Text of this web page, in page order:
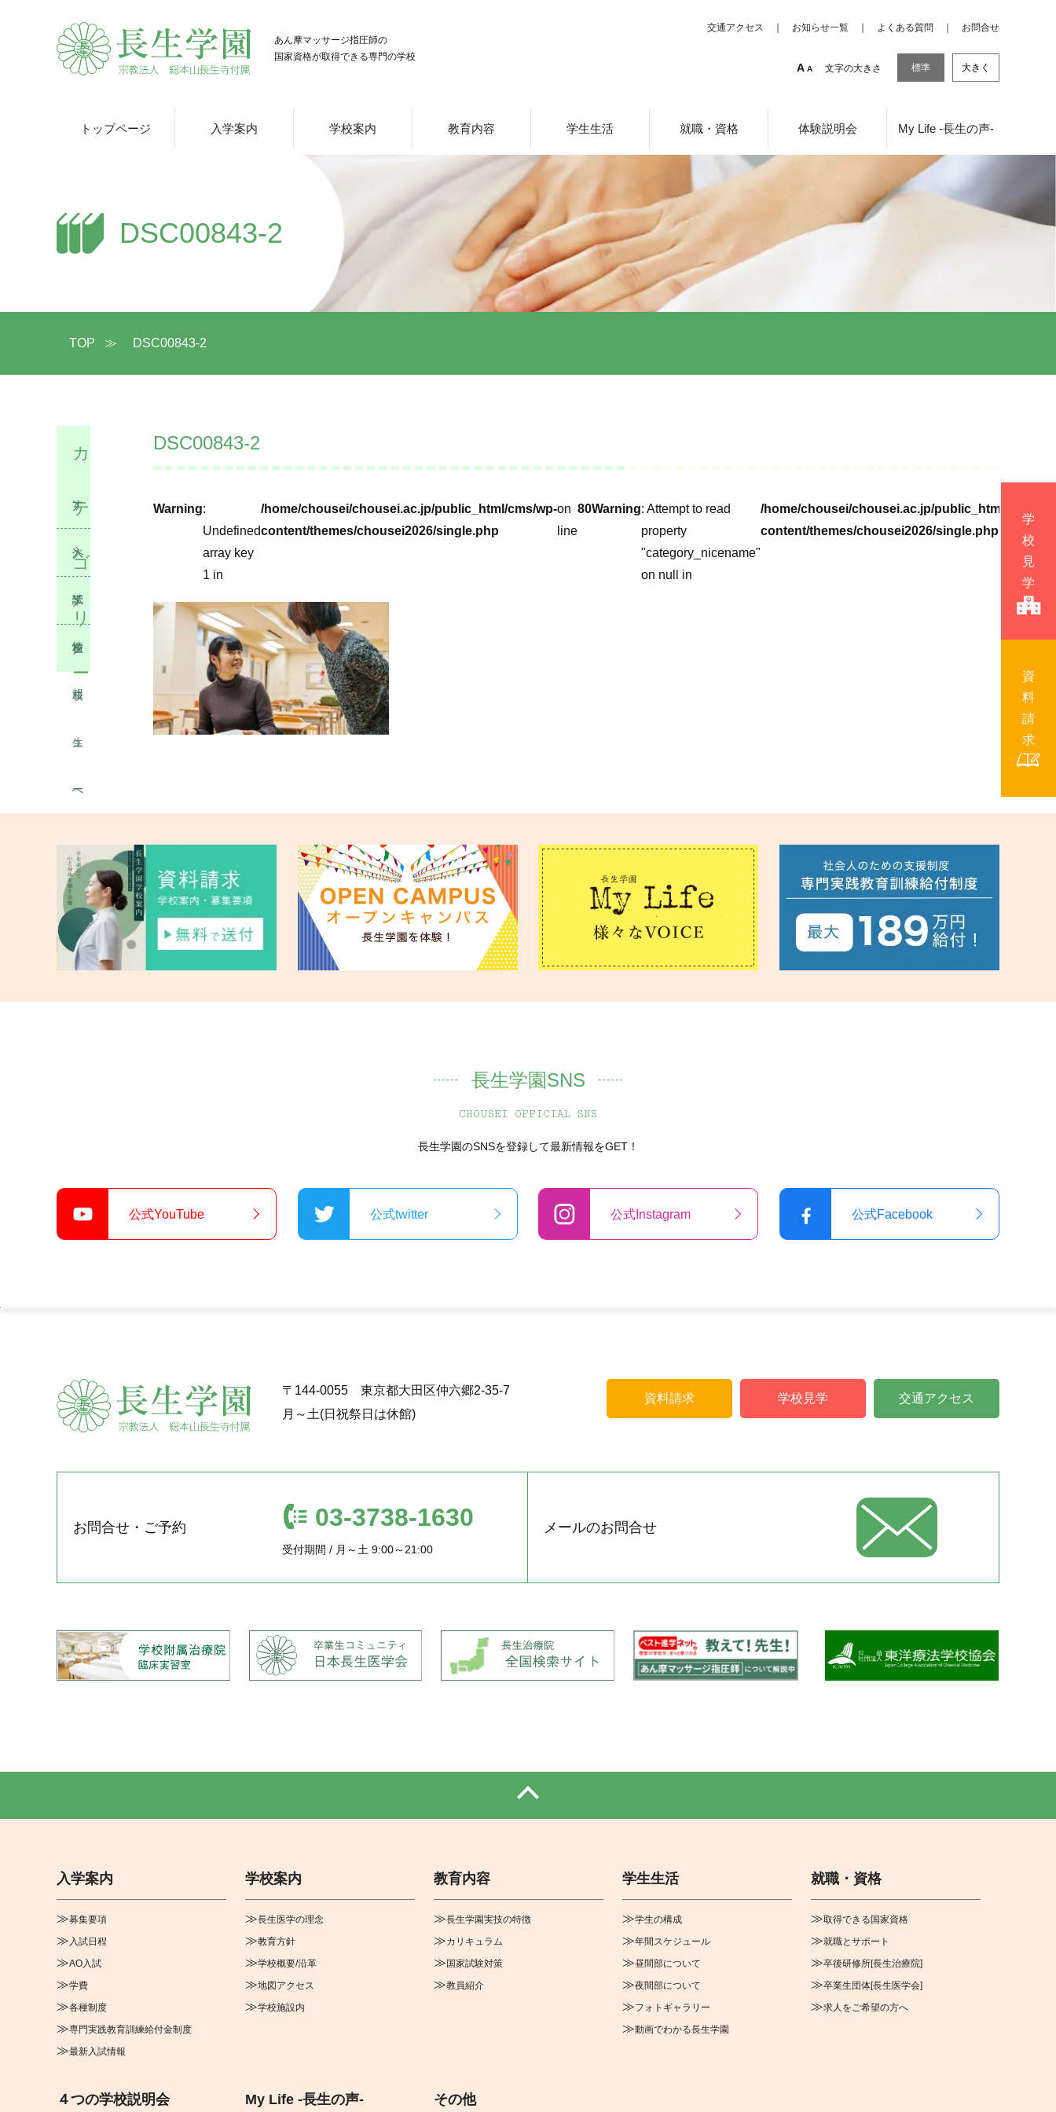
あん摩マッサージ指圧師の
国家資格が取得できる専門の学校
交通アクセス お知らせ一覧 よくある質問 お問合せ
A A 文字の大きさ 標準 大きく
トップページ 入学案内 学校案内 教育内容 学生生活 就職・資格 体験説明会 My Life -長生の声-
DSC00843-2
TOP ≫ DSC00843-2
カ
テ
ゴ
リ
ー
す
べ
て
入
試
情
報
学
校
ニ
ュ
ー
在
校
生
へ
DSC00843-2
Warning:
Undefined
array key
1 in
/home/chousei/chousei.ac.jp/public_html/cms/wp-
content/themes/chousei2026/single.php
on
line
80Warning: Attempt to read
property
"category_nicename"
on null in
/home/chousei/chousei.ac.jp/public_html/cms/wp-
content/themes/chousei2026/single.php
長生学園SNS
CHOUSEI OFFICIAL SNS
長生学園のSNSを登録して最新情報をGET！
公式YouTube 公式twitter 公式Instagram 公式Facebook
〒144-0055 東京都大田区仲六郷2-35-7
月～土(日祝祭日は休館)
資料請求 学校見学 交通アクセス
お問合せ・ご予約 03-3738-1630
受付期間 / 月～土 9:00～21:00
メールのお問合せ
入学案内
募集要項
入試日程
AO入試
学費
各種制度
専門実践教育訓練給付金制度
最新入試情報
学校案内
長生医学の理念
教育方針
学校概要/沿革
地図アクセス
学校施設内
教育内容
長生学園実技の特徴
カリキュラム
国家試験対策
教員紹介
学生生活
学生の構成
年間スケジュール
昼間部について
夜間部について
フォトギャラリー
動画でわかる長生学園
就職・資格
取得できる国家資格
就職とサポート
卒後研修所[長生治療院]
卒業生団体[長生医学会]
求人をご希望の方へ
４つの学校説明会 My Life -長生の声- その他